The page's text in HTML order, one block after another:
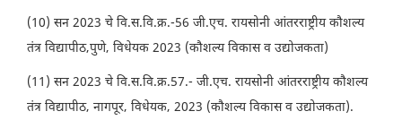
(10) सन 2023 चे वि.स.वि.क्र.-56 जी.एच. रायसोनी आंतरराष्ट्रीय कौशल्य
तंत्र विद्यापीठ,पुणे, विधेयक 2023 (कौशल्य विकास व उद्योजकता)
(11) सन 2023 चे वि.स.वि.क्र.57.- जी.एच. रायसोनी आंतरराष्ट्रीय कौशल्य
तंत्र विद्यापीठ, नागपूर, विधेयक, 2023 (कौशल्य विकास व उद्योजकता).